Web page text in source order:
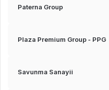
Paterna Group
Plaza Premium Group - PPG
Savunma Sanayii